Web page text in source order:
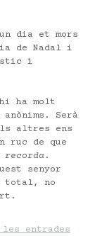
dia et mors
de Nadal i
i
hi ha molt
Serà
altres ens
de que
recorda .
senyor
total, no
les entrades